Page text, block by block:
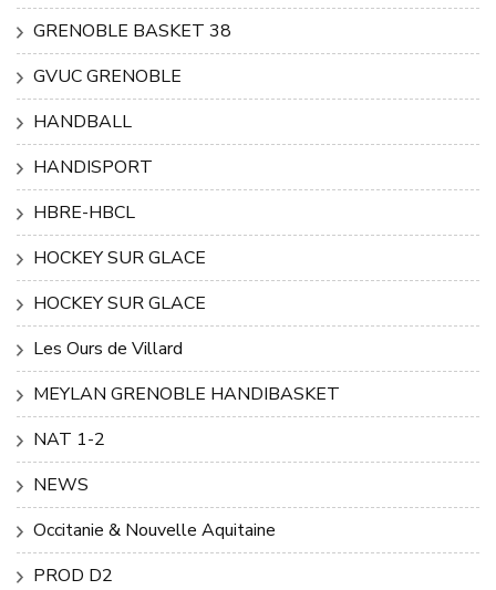
GRENOBLE BASKET 38
GVUC GRENOBLE
HANDBALL
HANDISPORT
HBRE-HBCL
HOCKEY SUR GLACE
HOCKEY SUR GLACE
Les Ours de Villard
MEYLAN GRENOBLE HANDIBASKET
NAT 1-2
NEWS
Occitanie & Nouvelle Aquitaine
PROD D2